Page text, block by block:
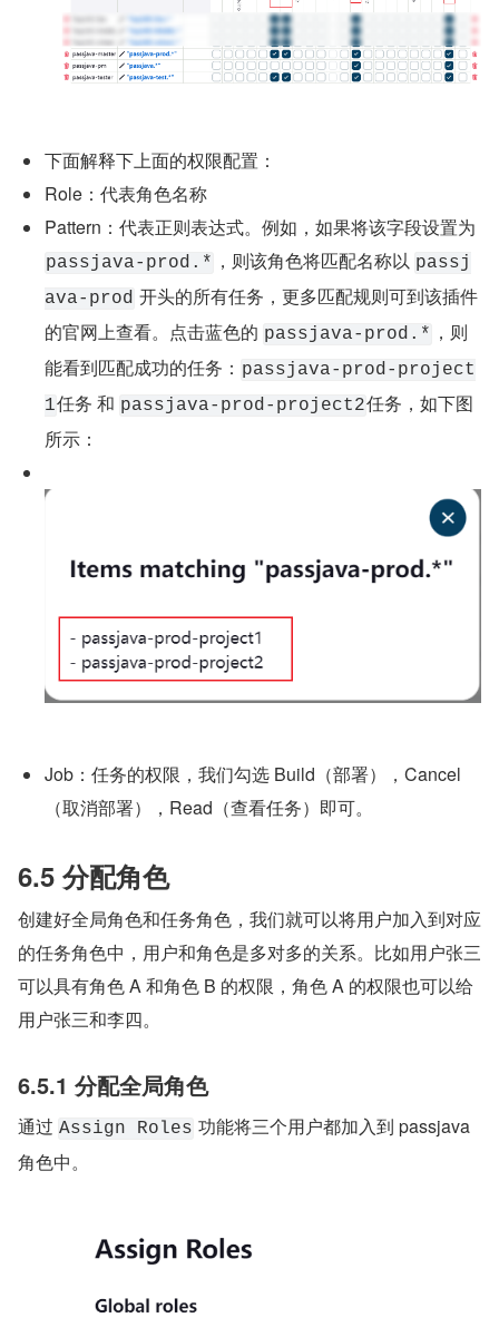
下面解释下上面的权限配置：
Role：代表角色名称
passjava-prod.* ，则该角色将匹配名称以 passj
ava-prod 开头的所有任务，更多匹配规则可到该插件
的官网上查看。点击蓝色的 passjava-prod.* ，则
能看到匹配成功的任务： passjava-prod-project
1任务 和 passjava-prod-project2任务，如下图
所示：
Job：任务的权限，我们勾选 Build（部署），Cancel
（取消部署），Read（查看任务）即可。
6.5 分配角色
创建好全局角色和任务角色，我们就可以将用户加入到对应
的任务角色中，用户和角色是多对多的关系。比如用户张三
可以具有角色 A 和角色 B 的权限，角色 A 的权限也可以给
用户张三和李四。
6.5.1 分配全局角色
通过 Assign Roles 功能将三个用户都加入到 passjava
角色中。